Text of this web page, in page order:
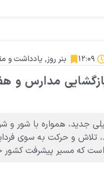
۱۲:۰۹ بنر روز, یادداشت و
مدارس و
جدید، همواره با شور و
تلاش و حرکت به سوی
که مسیر پیشرفت کشور